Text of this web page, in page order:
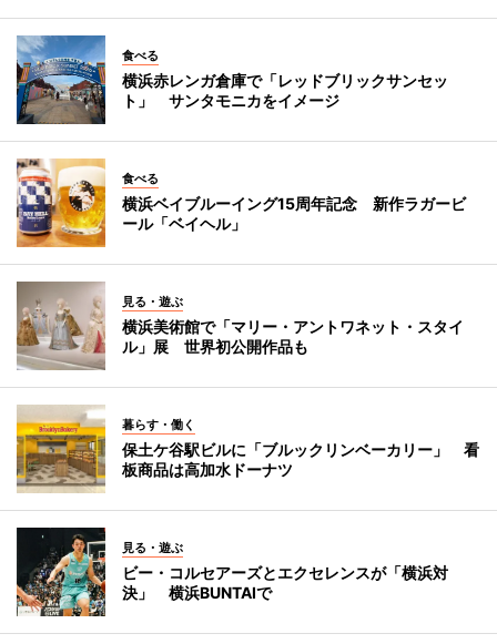
食べる
横浜赤レンガ倉庫で「レッドブリックサンセッ
ト」 サンタモニカをイメージ
食べる
横浜ベイブルーイング15周年記念 新作ラガービ
ール「ベイヘル」
見る・遊ぶ
横浜美術館で「マリー・アントワネット・スタイ
ル」展 世界初公開作品も
暮らす・働く
保土ケ谷駅ビルに「ブルックリンベーカリー」 看
板商品は高加水ドーナツ
見る・遊ぶ
ビー・コルセアーズとエクセレンスが「横浜対
決」 横浜BUNTAIで